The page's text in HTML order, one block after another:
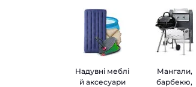
Надувні меблі
й аксесуари
Мангали,
барбекю,